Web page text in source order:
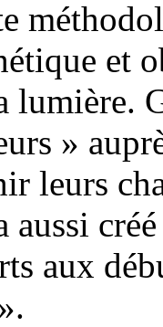
et
lumière.
»
leurs
aux